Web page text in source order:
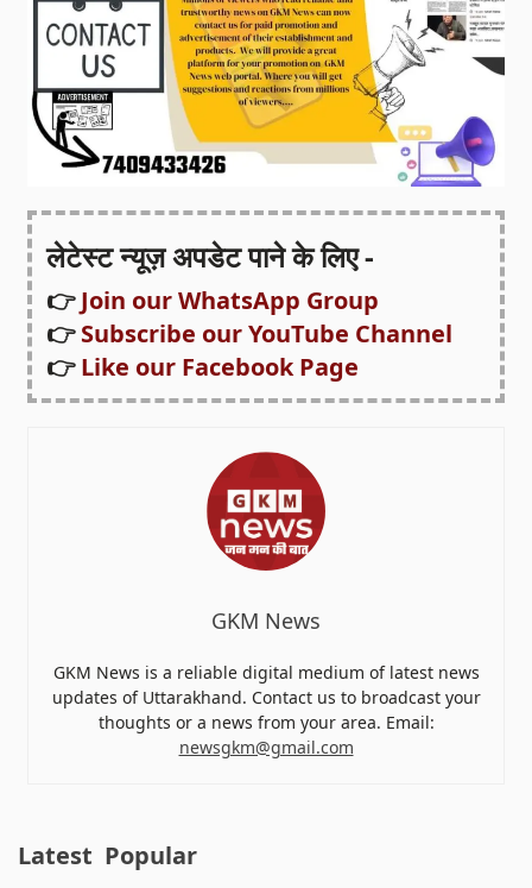
लेटेस्ट न्यूज़ अपडेट पाने के लिए -
👉Join our WhatsApp Group
👉Subscribe our YouTube Channel
👉Like our Facebook Page
GKM News
GKM News is a reliable digital medium of latest news
updates of Uttarakhand. Contact us to broadcast your
thoughts or a news from your area. Email:
newsgkm@gmail.com
Latest Popular